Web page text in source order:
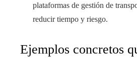
plataformas de gestión de
reducir tiempo y riesgo.
Ejemplos concretos